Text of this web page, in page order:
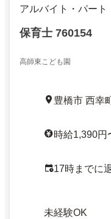
アルバイト・パート
保育士 760154
高師東こども園
豊橋市 西幸
時給1,390円
17時までに
未経験OK